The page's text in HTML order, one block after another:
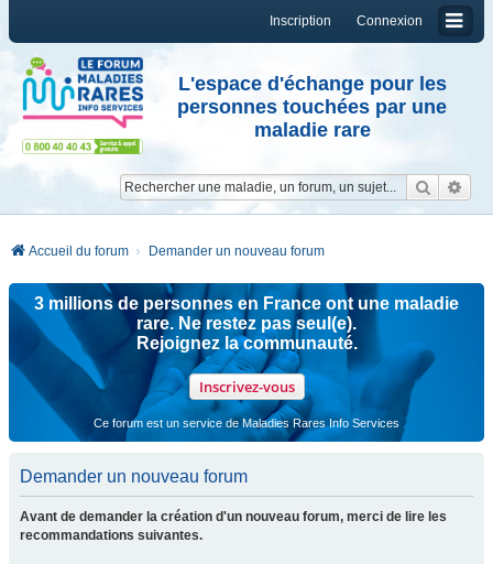
Connexion
Inscription
L'espace d'échange pour les
personnes touchées par une
maladie rare
Accueil du forum Demander un nouveau forum
3 millions de personnes en France ont une maladie
rare. Ne restez pas seul(e).
Rejoignez la communauté.
Inscrivez-vous
Ce forum est un service de Maladies Rares Info Services
Demander un nouveau forum
Avant de demander la création d'un nouveau forum, merci de lire les
recommandations suivantes.